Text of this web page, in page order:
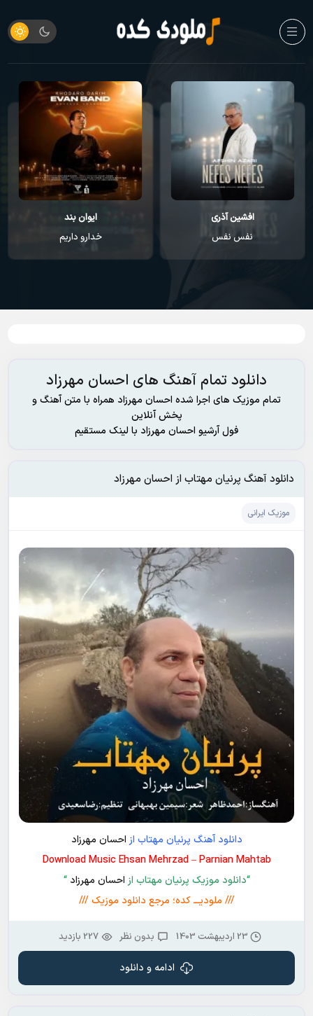
ایوان بند
خدارو داریم
راغب
عطر تو
دانلود تمام آهنگ های احسان مهرزاد
تمام موزیک های اجرا شده احسان مهرزاد همراه با متن آهنگ و
پخش آنلاین
فول آرشیو احسان مهرزاد با لینک مستقیم
دانلود آهنگ پرنیان مهتاب از احسان مهرزاد
موزیک ایرانی
دانلود آهنگ پرنیان مهتاب از احسان مهرزاد
Download Music Ehsan Mehrzad – Parnian Mahtab
“دانلود موزیک پرنیان مهتاب از احسان مهرزاد “
/// ملودیـــ کده؛ مرجع دانلود موزیک ///
23 اردیبهشت 1403 بدون نظر 227 بازدید
ادامه و دانلود